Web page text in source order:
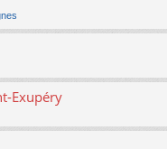
Exupéry